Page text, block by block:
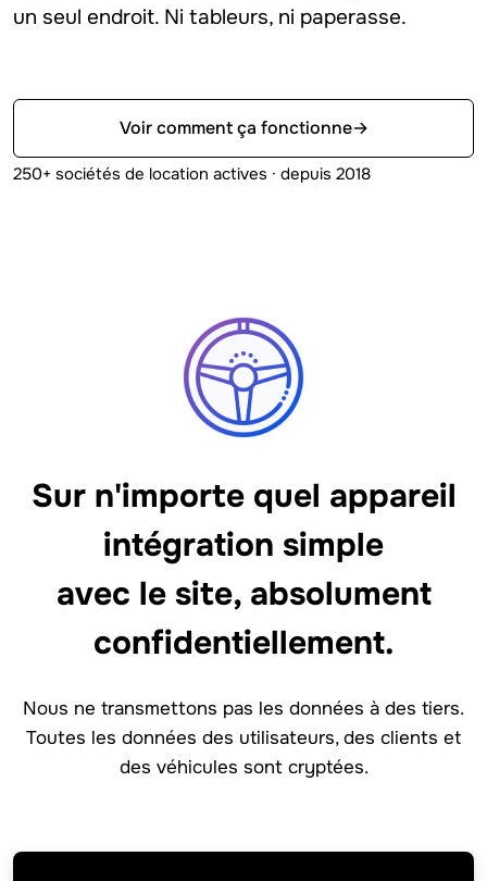
un seul endroit. Ni tableurs, ni paperasse.
Voir comment ça fonctionne→
250+ sociétés de location actives · depuis 2018
Sur n'importe quel appareil
intégration simple
avec le site, absolument
confidentiellement.
Nous ne transmettons pas les données à des tiers.
Toutes les données des utilisateurs, des clients et
des véhicules sont cryptées.